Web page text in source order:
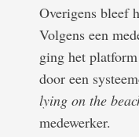
Overigens bleef
Volgens een
ging het
door een
lying on the
medewerker.